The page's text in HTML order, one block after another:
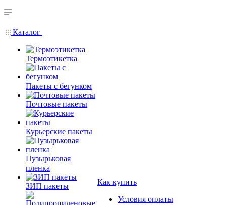
Каталог
Термоэтикетка
Пакеты с бегунком
Почтовые пакеты
Курьерские пакеты
Пузырьковая
пленка
ЗИП пакеты
Как купить
Условия оплаты